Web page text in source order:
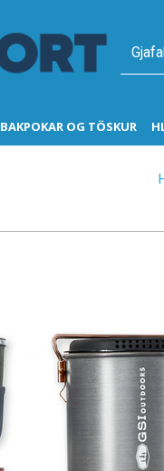
BAKPOKAR OG TÖSKUR